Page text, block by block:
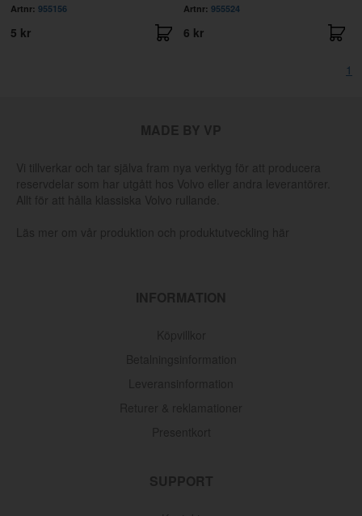
Artnr: 955156
5 kr
Artnr: 955524
6 kr
1